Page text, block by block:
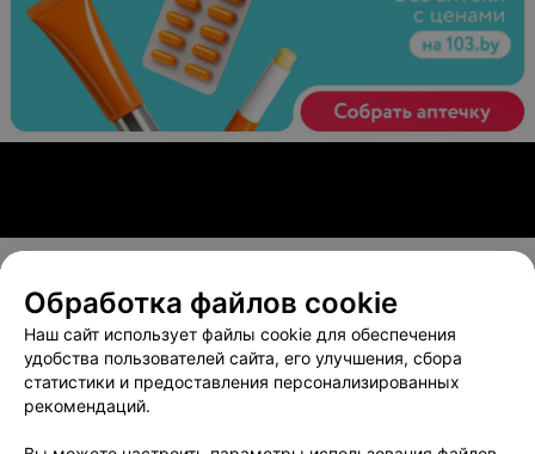
О проекте Новости проекта
Вакансии
Публичный договор
Способы оплаты
Публичный договор по использованию сервиса
Обработка файлов cookie
Наш сайт использует файлы cookie для обеспечения
удобства пользователей сайта, его улучшения, сбора
статистики и предоставления персонализированных
рекомендаций.